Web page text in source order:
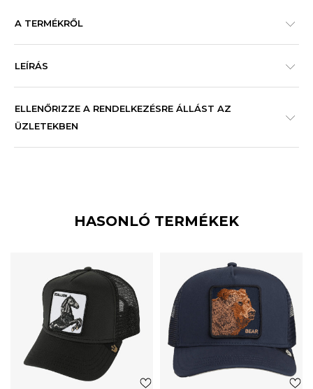
A TERMÉKRŐL
LEÍRÁS
ELLENŐRIZZE A RENDELKEZÉSRE ÁLLÁST AZ
ÜZLETEKBEN
HASONLÓ TERMÉKEK